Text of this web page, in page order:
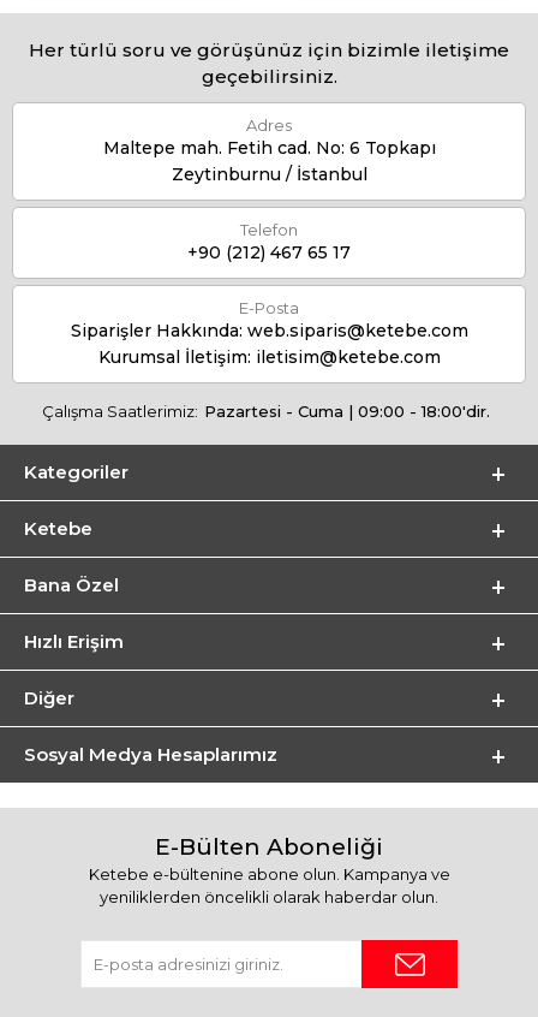
Her türlü soru ve görüşünüz için bizimle iletişime
geçebilirsiniz.
Adres
Maltepe mah. Fetih cad. No: 6 Topkapı
Zeytinburnu / İstanbul
Telefon
+90 (212) 467 65 17
E-Posta
Siparişler Hakkında: web.siparis@ketebe.com
Kurumsal İletişim: iletisim@ketebe.com
Çalışma Saatlerimiz: Pazartesi - Cuma | 09:00 - 18:00'dir.
Kategoriler
Ketebe
Bana Özel
Hızlı Erişim
Diğer
Sosyal Medya Hesaplarımız
E-Bülten Aboneliği
Ketebe e-bültenine abone olun. Kampanya ve
yeniliklerden öncelikli olarak haberdar olun.